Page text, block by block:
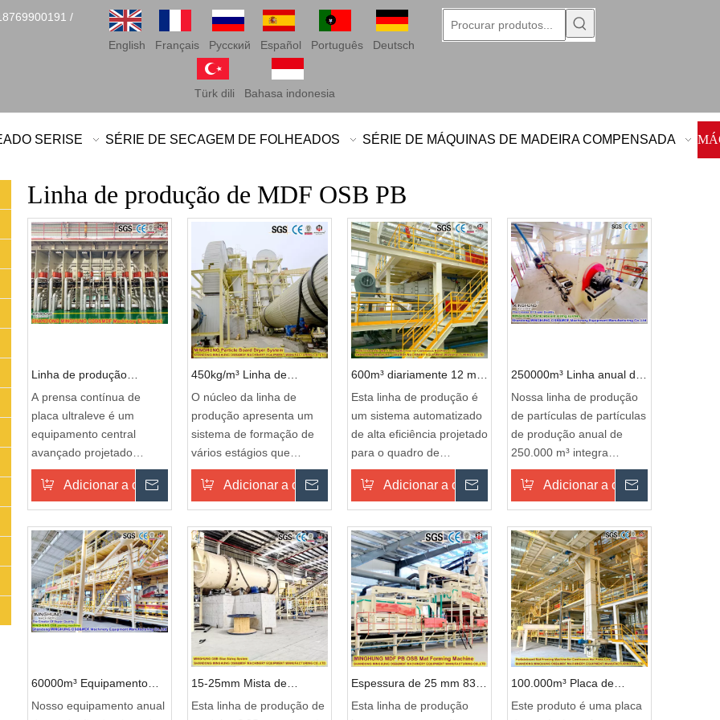
/
English
Français Pусский Español Português Deutsch
Türk dili Bahasa indonesia
SERISE SÉRIE DE SECAGEM DE FOLHEADOS SÉRIE DE MÁQUINAS DE MADEIRA COMPENSADA
Linha de produção de MDF OSB PB
Linha de produção
contínua máquinas da
ultraleve da placa de
painel
A prensa contínua de
placa ultraleve é ​​um
equipamento central
avançado projetado
especificamente para a
produção de painéis à
base de madeira
ultraleves e de baixa
densidade, como painéis
de fibra ultraleves e
aglomerados leves.
Incorporando tecnologias
inovadoras de controle de
densidade do produto, ao
mesmo tempo que
Adicionar a cesta Inquérito
450kg/m³ Linha de
produção de partículas
O núcleo da linha de
produção apresenta um
sistema de formação de
vários estágios que
controla com precisão a
estrutura das densas
camadas de superfície e
uma camada de núcleo
solta. Isso garante que as
placas mantenham
nivelamento e força
mecânica suficientes
enquanto atingem
extrema peso leve. O
sistema integra
prensagem e lixamento,
Adicionar a cesta Inquérito
600m³ diariamente 12 mm
de espessura com
classificação de partículas
de produção
Esta linha de produção é
um sistema automatizado
de alta eficiência projetado
para o quadro de
partículas retardadoras de
fogo, com uma saída
diária de 600 metros
cúbicos e capaz de
produzir estavelmente as
placas de 12 mm de
chama com espessura. A
linha adota a tecnologia
prensada contínua e um
sistema de adição de
retardador de chama
conformidade com os
padrões internacionais de
Adicionar a cesta Inquérito
250000m³ Linha anual de
produção de partículas de
Nossa linha de produção
de partículas de partículas
de produção anual de
250.000 m³ integra
tecnologia avançada e
design altamente
automatizado, adaptado
para fabricação em larga
escala e eficiente de
placas de partículas de
alta qualidade. Utilizando
madeira de pinheiro
premium como matéria-
prima, o processo de
produção inclui lascas,
prensagem a quente e
Adicionar a cesta
60000m³ Equipamento
anual de produção de
Nosso equipamento anual
15-25mm Mista de
produção de madeira
Esta linha de produção de
Espessura de 25 mm 830
kg/m³ HDF Linha de
Esta linha de produção
100.000m³ Placa de
partícula anual à prova de
Este produto é uma placa